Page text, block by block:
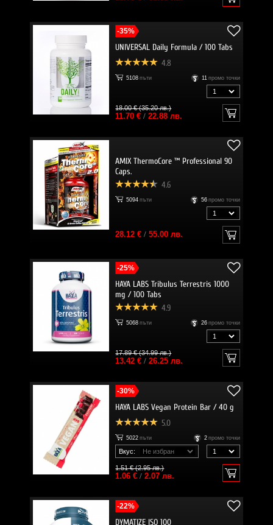
-35%
UNIVERSAL Daily Formula / 100 Tabs
4.8
5108 пъти 11 промо точки
18.00 € (35.20 лв.)
11.70 €/ 22.88 лв.
AMIX ThermoCore ™ Professional 90
Caps.
4.6
5094 пъти 56 промо точки
28.12 €/ 55.00 лв.
-25%
HAYA LABS Tribulus Terrestris 1000
mg / 100 Tabs
4.9
5068 пъти 26 промо точки
17.89 € (34.99 лв.)
13.42 €/ 26.25 лв.
-30%
HAYA LABS Vegan Protein Bar / 40 g
5.0
5022 пъти 2 промо точки
Вкус:
1.51 € (2.95 лв.)
1.06 €/ 2.07 лв.
-22%
DYMATIZE ISO 100